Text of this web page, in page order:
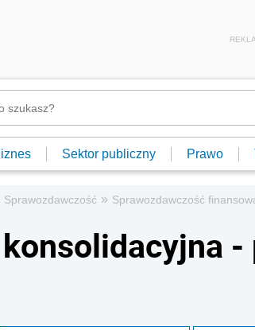
Sektor publiczny Prawo
Sprawozdawczość » Sprawozdawczość
-